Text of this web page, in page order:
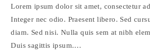
Lorem ipsum dolor sit amet, consectetur
Integer nec odio. Praesent libero. Sed
diam. Sed nisi. Nulla quis sem at nibh
Duis sagittis ipsum.…